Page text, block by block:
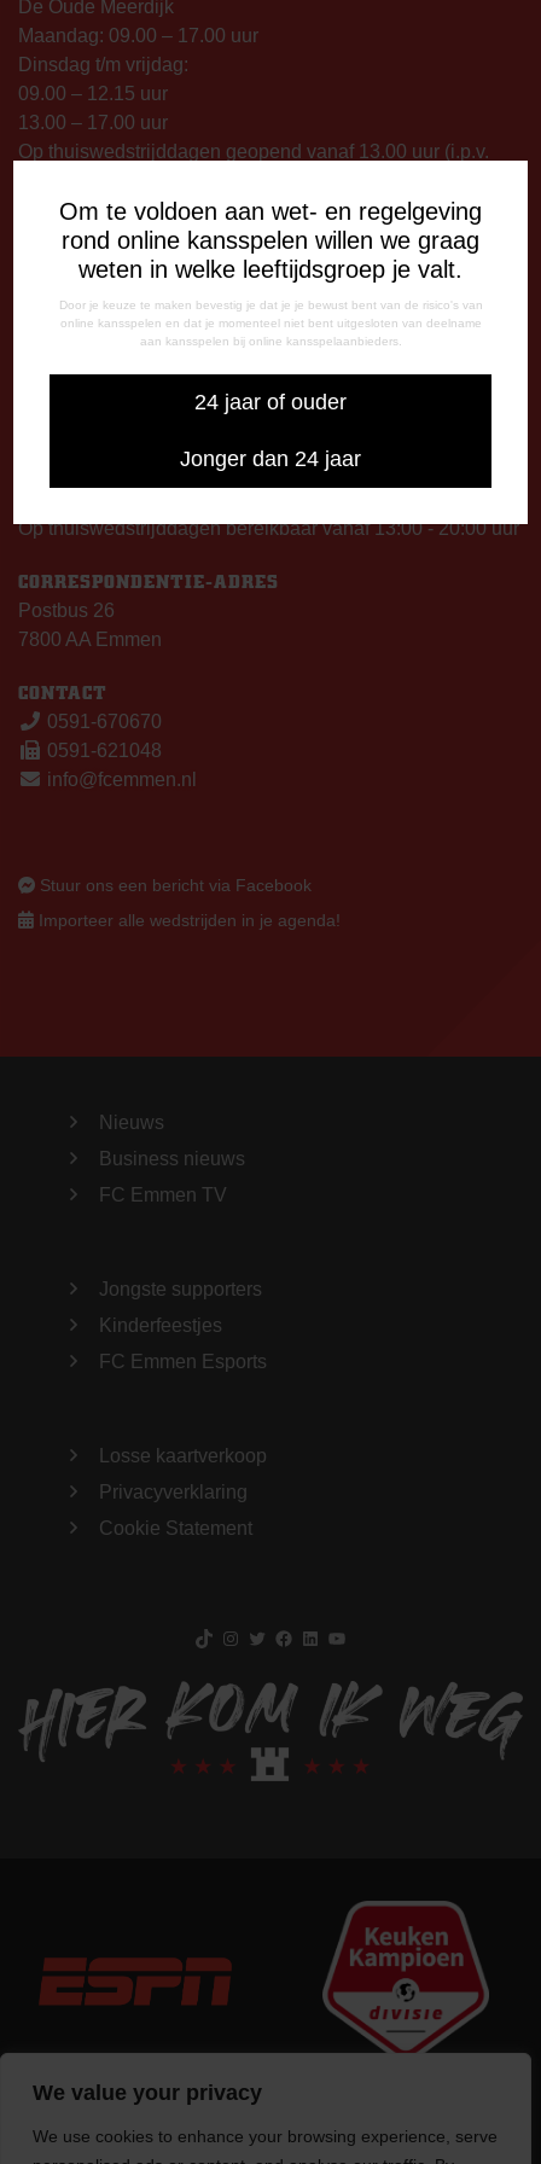
We value your privacy
We use cookies to enhance your browsing experience, serve
Om te voldoen aan wet- en regelgeving
rond online kansspelen willen we graag
weten in welke leeftijdsgroep je valt.
Door je keuze te maken bevestig je dat je je bewust bent van de risico's van
online kansspelen en dat je momenteel niet bent uitgesloten van deelname
aan kansspelen bij online kansspelaanbieders.
24 jaar of ouder
Jonger dan 24 jaar
De Oude Meerdijk
Maandag: 09.00 – 17.00 uur
Dinsdag t/m vrijdag:
09.00 – 12.15 uur
13.00 – 17.00 uur
Op thuiswedstrijddagen geopend vanaf 13.00 uur (i.p.v.
TELEFONISCHE BEREIKBAARHEID
Telefonisch bereikbaar op:
Dinsdag
09:00 - 12:15 uur
Op thuiswedstrijddagen bereikbaar vanaf 13:00 - 20:00 uur
CORRESPONDENTIE-ADRES
Postbus 26
7800 AA Emmen
CONTACT
0591-670670
0591-621048
info@fcemmen.nl
Stuur ons een bericht via Facebook
Importeer alle wedstrijden in je agenda!
Nieuws
Business nieuws
FC Emmen TV
Jongste supporters
Kinderfeestjes
FC Emmen Esports
Losse kaartverkoop
Privacyverklaring
Cookie Statement